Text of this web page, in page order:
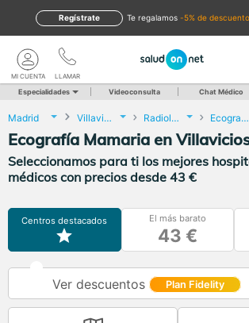
te regalamos -5% de descuento
Regístrate
LLAMAR
MI CUENTA
Especialidades Videoconsulta Chat Médico
Madrid Villaviciosa de Odón Radiología Ecografía Mamaria
Ecografía Mamaria en
Seleccionamos para ti los mejores
médicos con precios desde 43 €
Centros destacados El más barato
43 €
Ver descuentos Plan Fidelity